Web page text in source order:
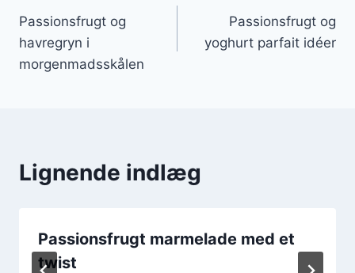
Passionsfrugt og
havregryn i
morgenmadsskålen
Passionsfrugt og
yoghurt parfait idéer
Lignende indlæg
Passionsfrugt marmelade med et
twist